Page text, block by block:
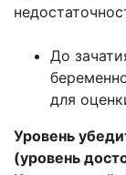
До
для
Уровень
(уровень